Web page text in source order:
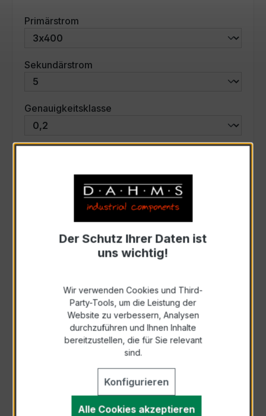
Primärstrom
Sekundärstrom
Genauigkeitsklasse
Auswahl zurücksetzen
Art. Nr.:47539
Zur Sammelanfrage hinzufügen
Anfrage telefonisch
Als PDF exportieren
Der Schutz Ihrer Daten ist
uns wichtig!
Wir verwenden Cookies und Third-
Party-Tools, um die Leistung der
Website zu verbessern, Analysen
durchzuführen und Ihnen Inhalte
bereitzustellen, die für Sie relevant
sind.
Konfigurieren
Alle Cookies akzeptieren